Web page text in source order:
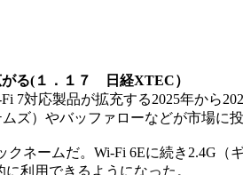
がる(１．１７ 日経XTEC）
7対応製品が拡充する2025年から
ズ）やバッファローなどが市場に投
ネームだ。Wi-Fi 6Eに続き2.4G（
利用できるようになった。